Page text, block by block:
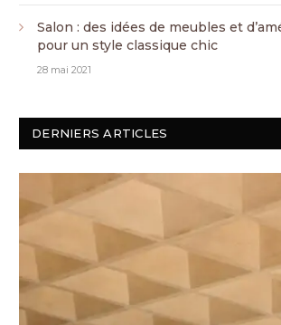
Salon : des idées de meubles et
pour un style classique chic
28 mai 2021
DERNIERS ARTICLES